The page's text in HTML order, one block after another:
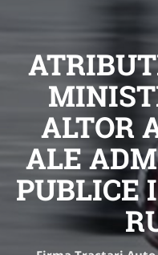
ALTOR
ALE
PUBLICE